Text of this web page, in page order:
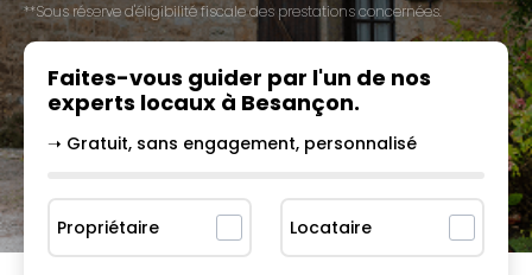
**Sous réserve d'éligibilité fiscale des prestations concernées.
Faites-vous guider par l'un de nos
experts locaux à Besançon.
➝ Gratuit, sans engagement, personnalisé
Propriétaire Locataire